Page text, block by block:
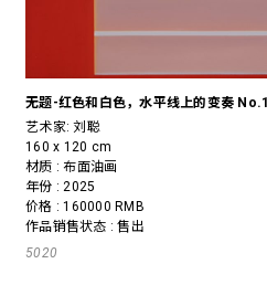
无题-红色和白色，水平线上的变奏 No.1
艺术家:刘聪
160 x 120 cm
材质 : 布面油画
年份 : 2025
价格 : 160000 RMB
作品销售状态 : 售出
5020